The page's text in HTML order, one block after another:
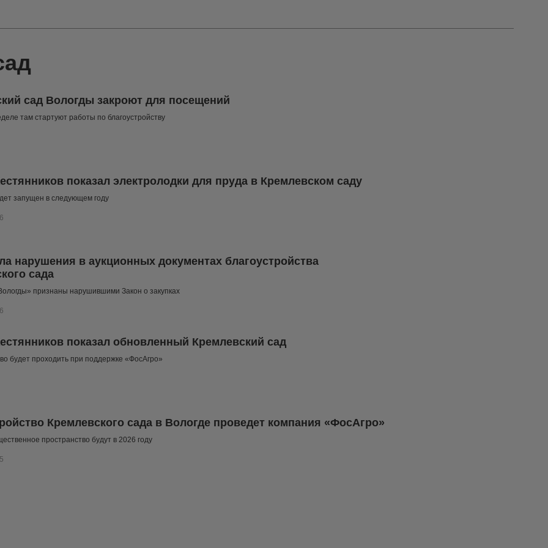
сад Вологды закроют для посещений
там стартуют работы по благоустройству
показал электролодки для пруда в Кремлевском саду
запущен в следующем году
нарушения в аукционных документах благоустройства
сада
признаны нарушившими Закон о закупках
показал обновленный Кремлевский сад
будет проходить при поддержке «ФосАгро»
Кремлевского сада в Вологде проведет компания «ФосАгро»
пространство будут в 2026 году